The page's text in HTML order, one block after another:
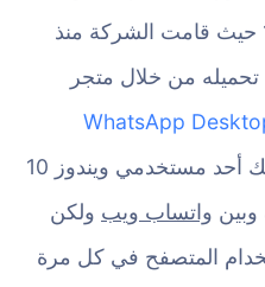
واتساب المخصص لويندوز 10 حيث قامت الشركة منذ
تحميله من خلال متجر
WhatsApp
ويمكنك استخدامه مباشرة لإنك أحد مستخدمي ويندوز 10
وبين واتساب ويب ولكن
المتصفح في كل مرة